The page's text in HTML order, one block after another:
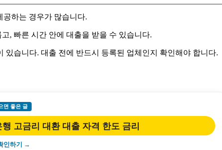
공하는 경우가 많습니다.
, 빠른 시간 안에 대출을 받을 수 있습니다.
있습니다. 대출 전에 반드시 등록된 업체인지 확인해야 합니다.
면 좋은 글
행 고금리 대환 대출 자격 한도 금리
인하기 →